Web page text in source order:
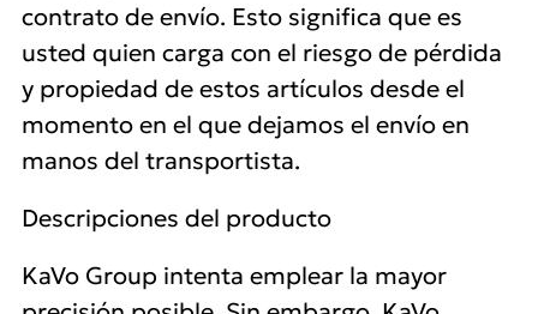
contrato de envío. Esto significa que es
usted quien carga con el riesgo de pérdida
y propiedad de estos artículos desde el
momento en el que dejamos el envío en
manos del transportista.
Descripciones del producto
KaVo Group intenta emplear la mayor